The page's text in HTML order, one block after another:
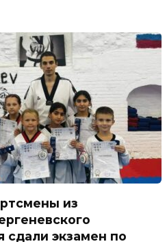
из
сдали экзамен по